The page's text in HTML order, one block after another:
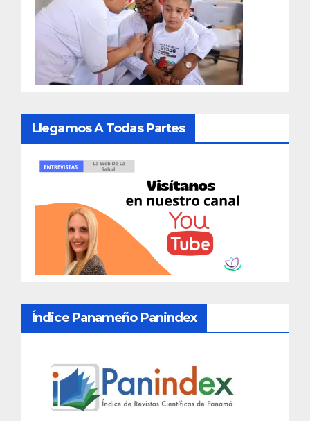
Llegamos A Todas Partes
Índice Panameño Panindex